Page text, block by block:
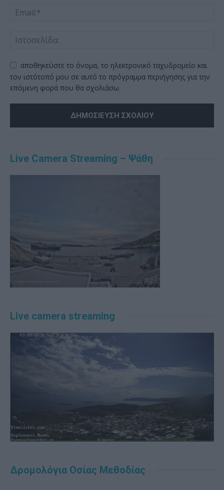
αποθηκεύστε το όνομα, το ηλεκτρονικό ταχυδρομείο και
τον ιστότοπό μου σε αυτό το πρόγραμμα περιήγησης για την
επόμενη φορά που θα σχολιάσω.
Live Camera Streaming – Ψάθη
Live camera streaming
Δρομολόγια Οσίας Μεθοδίας